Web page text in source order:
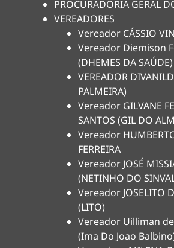
PROCURADORIA GERAL
VEREADORES
Vereador CÁSSIO
Vereador Diemison
(DHEMES DA SAÚDE)
VEREADOR
PALMEIRA)
Vereador GILVANE
SANTOS (GIL DO
Vereador
FERREIRA
Vereador JOSÉ
(NETINHO DO
Vereador JOSELITO
(LITO)
Vereador Uilliman
(Ima Do Joao